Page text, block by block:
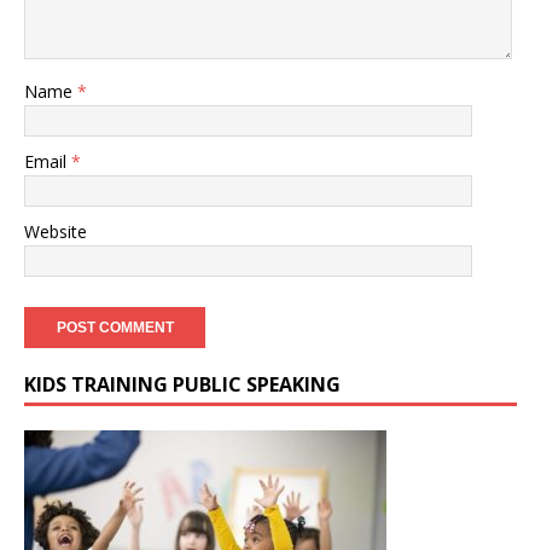
Name *
Email *
Website
KIDS TRAINING PUBLIC SPEAKING